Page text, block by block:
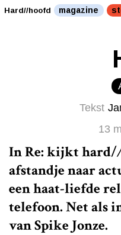
Hard//hoofd magazine
Tekst
13
In Re: kijkthard/
afstandje naar
een haat-liefde
telefoon. Net als
van Spike Jonze.